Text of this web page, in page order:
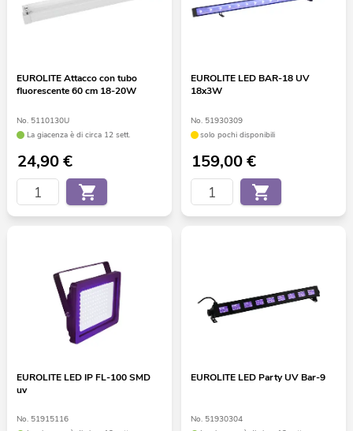
EUROLITE Attacco con tubo
fluorescente 60 cm 18-20W
No. 5110130U
La giacenza è di circa 12 sett.
24,90€
EUROLITE LED BAR-18 UV
18x3W
No. 51930309
solo pochi disponibili
159,00€
EUROLITE LED IP FL-100 SMD
uv
No. 51915116
EUROLITE LED Party UV Bar-9
No. 51930304